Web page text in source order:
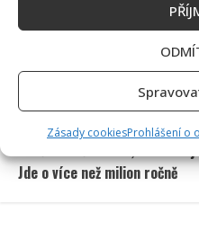
Zásady cookiesProhlášení o
Jde o více než milion ročně